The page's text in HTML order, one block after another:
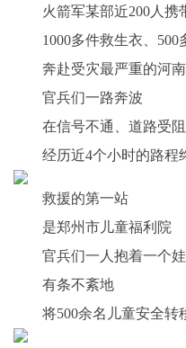
火箭军某部近200人携
1000多件救生衣、500
奔赴受灾最严重的河
官兵们一路奔波
在信号不通、道路受
经历近4个小时的路程
救援的第一站
是郑州市儿童福利院
官兵们一人抱着一个娃
有条不紊地
将500余名儿童安全转